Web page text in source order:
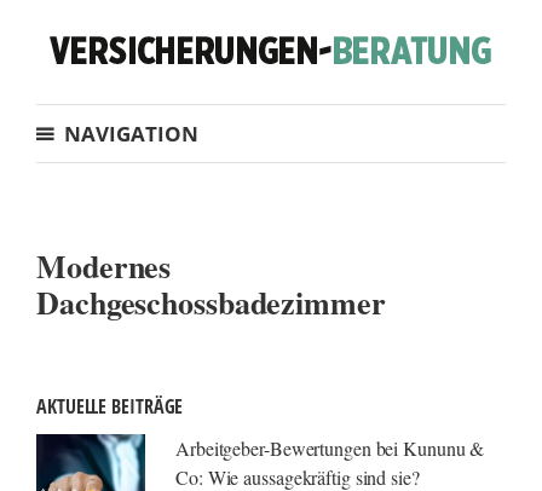
NAVIGATION
Modernes
Dachgeschossbadezimmer
AKTUELLE BEITRÄGE
Arbeitgeber-Bewertungen bei Kununu &
Co: Wie aussagekräftig sind sie?